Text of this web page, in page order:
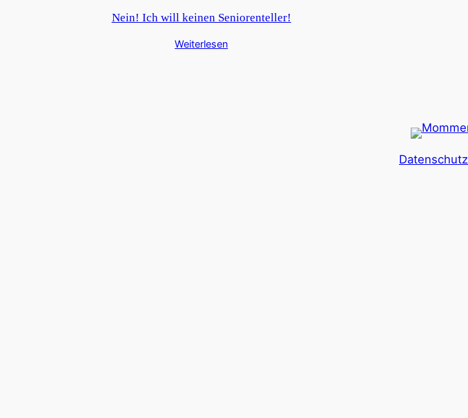
Nein! Ich will keinen Seniorenteller!
Weiterlesen
Datenschutz